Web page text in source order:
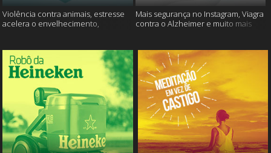
Violência contra animais, estresse
acelera o envelhecimento,
Mais segurança no Instagram, Viagra
contra o Alzheimer e muito mais